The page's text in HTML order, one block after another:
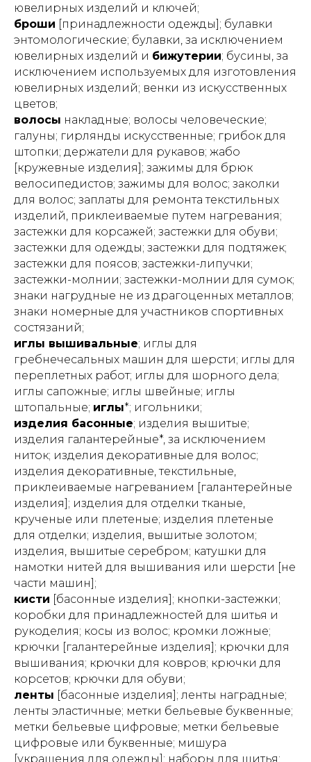
ювелирных изделий и ключей;
броши [принадлежности одежды]; булавки
энтомологические; булавки, за исключением
ювелирных изделий и бижутерии; бусины, за
исключением используемых для изготовления
ювелирных изделий; венки из искусственных
цветов;
волосы накладные; волосы человеческие;
галуны; гирлянды искусственные; грибок для
штопки; держатели для рукавов; жабо
[кружевные изделия]; зажимы для брюк
велосипедистов; зажимы для волос; заколки
для волос; заплаты для ремонта текстильных
изделий, приклеиваемые путем нагревания;
застежки для корсажей; застежки для обуви;
застежки для одежды; застежки для подтяжек;
застежки для поясов; застежки-липучки;
застежки-молнии; застежки-молнии для сумок;
знаки нагрудные не из драгоценных металлов;
знаки номерные для участников спортивных
состязаний;
иглы вышивальные; иглы для
гребнечесальных машин для шерсти; иглы для
переплетных работ; иглы для шорного дела;
иглы сапожные; иглы швейные; иглы
штопальные; иглы*; игольники;
изделия басонные; изделия вышитые;
изделия галантерейные*, за исключением
ниток; изделия декоративные для волос;
изделия декоративные, текстильные,
приклеиваемые нагреванием [галантерейные
изделия]; изделия для отделки тканые,
крученые или плетеные; изделия плетеные
для отделки; изделия, вышитые золотом;
изделия, вышитые серебром; катушки для
намотки нитей для вышивания или шерсти [не
части машин];
кисти [басонные изделия]; кнопки-застежки;
коробки для принадлежностей для шитья и
рукоделия; косы из волос; кромки ложные;
крючки [галантерейные изделия]; крючки для
вышивания; крючки для ковров; крючки для
корсетов; крючки для обуви;
ленты [басонные изделия]; ленты наградные;
ленты эластичные; метки бельевые буквенные;
метки бельевые цифровые; метки бельевые
цифровые или буквенные; мишура
[украшения для одежды]; наборы для шитья;